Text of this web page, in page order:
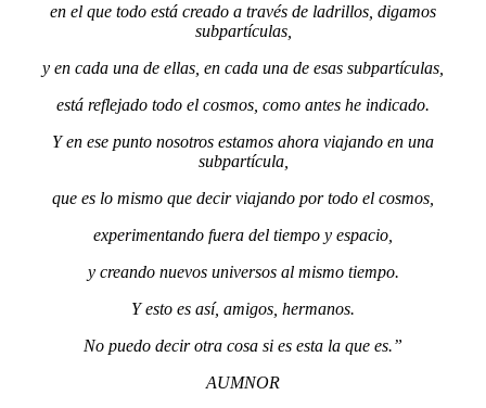
en el que todo está creado a través de ladrillos, digamos
subpartículas,
y en cada una de ellas, en cada una de esas subpartículas,
está reflejado todo el cosmos, como antes he indicado.
Y en ese punto nosotros estamos ahora viajando en una
subpartícula,
que es lo mismo que decir viajando por todo el cosmos,
experimentando fuera del tiempo y espacio,
y creando nuevos universos al mismo tiempo.
Y esto es así, amigos, hermanos.
No puedo decir otra cosa si es esta la que es.”
AUMNOR